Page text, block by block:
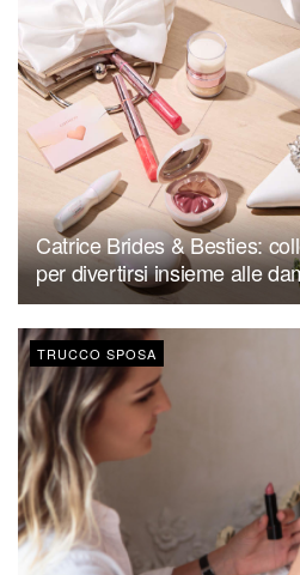
Catrice Brides & Besties:
per divertirsi insieme alle
TRUCCO SPOSA